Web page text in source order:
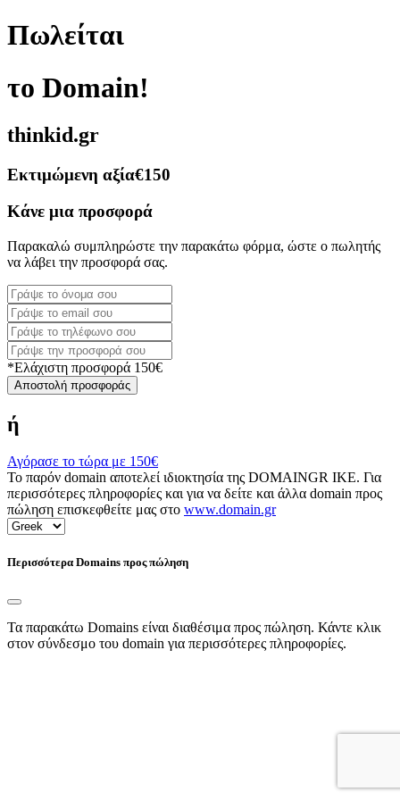
Πωλείται
το Domain!
thinkid.gr
Εκτιμώμενη αξία€150
Κάνε μια προσφορά
Παρακαλώ συμπληρώστε την παρακάτω φόρμα, ώστε ο πωλητής
να λάβει την προσφορά σας.
*Ελάχιστη προσφορά 150€
Αποστολή προσφοράς
ή
Αγόρασε το τώρα με 150€
Το παρόν domain αποτελεί ιδιοκτησία της DOMAINGR ΙΚΕ. Για
περισσότερες πληροφορίες και για να δείτε και άλλα domain προς
πώληση επισκεφθείτε μας στο www.domain.gr
Περισσότερα Domains προς πώληση
Τα παρακάτω Domains είναι διαθέσιμα προς πώληση. Κάντε κλικ
στον σύνδεσμο του domain για περισσότερες πληροφορίες.